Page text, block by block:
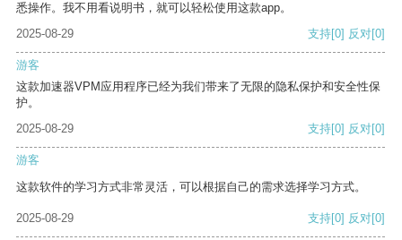
悉操作。我不用看说明书，就可以轻松使用这款app。
2025-08-29
支持[0] 反对[0]
游客
这款加速器VPM应用程序已经为我们带来了无限的隐私保护和安全性保
护。
2025-08-29
支持[0] 反对[0]
游客
这款软件的学习方式非常灵活，可以根据自己的需求选择学习方式。
2025-08-29 支持[0] 反对[0]